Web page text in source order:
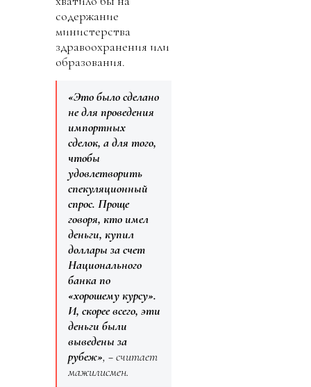
содержание
министерства
здравоохранения или
образования.
«Это было сделано
не для проведения
импортных
сделок, а для того,
чтобы
удовлетворить
спекуляционный
спрос. Проще
говоря, кто имел
деньги, купил
доллары за счет
Национального
банка по
«хорошему курсу».
И, скорее всего, эти
деньги были
выведены за
рубеж», − считает
мажилисмен.